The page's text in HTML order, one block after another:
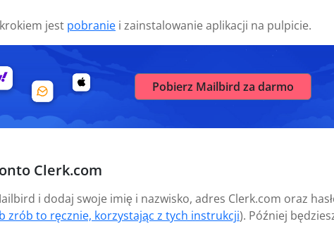
jest pobranie i zainstalowanie aplikacji na pulpicie.
Pobierz Mailbird za darmo
Clerk.com
i dodaj swoje imię i nazwisko, adres Clerk.com oraz
zrób to ręcznie, korzystając z tych instrukcji). Później